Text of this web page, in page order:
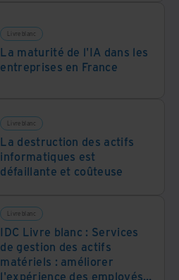
Livre blanc
La maturité de l'IA dans les
entreprises en France
Livre blanc
La destruction des actifs
informatiques est
défaillante et coûteuse
Livre blanc
IDC Livre blanc : Services
de gestion des actifs
matériels : améliorer
l'expérience des employés